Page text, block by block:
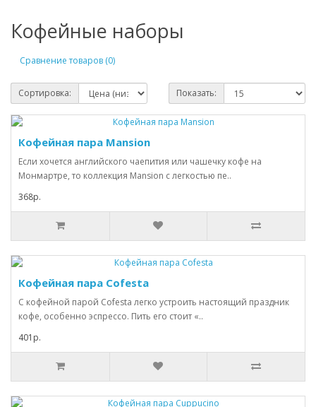
Кофейные наборы
Сравнение товаров (0)
Сортировка: Показать:
Кофейная пара Mansion
Если хочется английского чаепития или чашечку кофе на
Монмартре, то коллекция Mansion с легкостью пе..
368р.
Кофейная пара Cofesta
С кофейной парой Cofesta легко устроить настоящий праздник
кофе, особенно эспрессо. Пить его стоит «..
401р.